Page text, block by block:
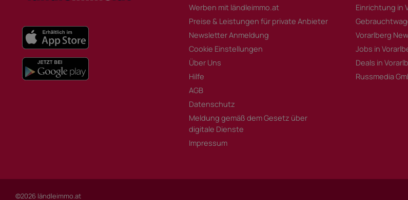
Werben mit ländleimmo.at
Preise & Leistungen für private Anbieter
Newsletter Anmeldung
Cookie Einstellungen
Über Uns
Hilfe
AGB
Datenschutz
Meldung gemäß dem Gesetz über
digitale Dienste
Impressum
Einrichtung in
Vorarlberg
Jobs in
Deals in
Russmedia
©2026 ländleimmo.at